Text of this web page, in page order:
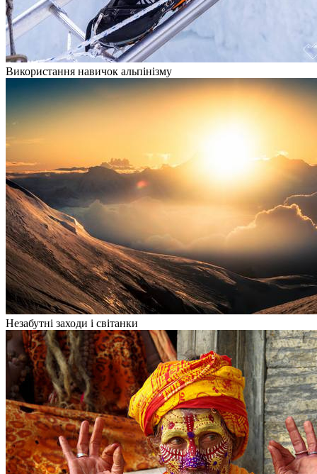
Використання навичок альпінізму
Незабутні заходи і світанки